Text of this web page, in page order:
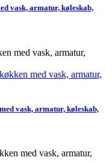
vask, armatur, køleskab,
med vask, armatur,
vask, armatur, køleskab,
med vask, armatur,